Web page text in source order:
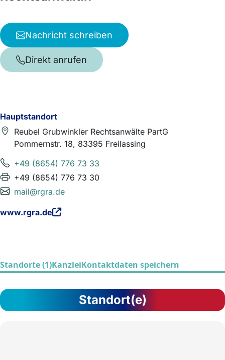
Hauptstandort
Reubel Grubwinkler Rechtsanwälte PartG
Pommernstr. 18, 83395 Freilassing
+49 (8654) 776 73 33
+49 (8654) 776 73 30
mail@rgra.de
www.rgra.de
Nachricht schreiben
Direkt anrufen
Standorte (1)KanzleiKontaktdaten speichern
Standort(e)